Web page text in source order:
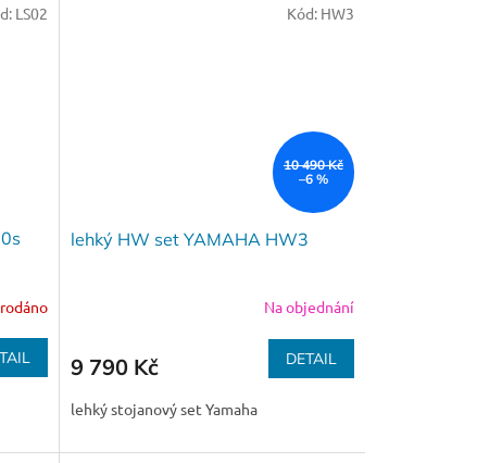
LS02
10 490 Kč
–6 %
lehký HW set YAMAHA HW3
Na objednání
9 790 Kč DETAIL
lehký stojanový set Yamaha
Kód: HW3